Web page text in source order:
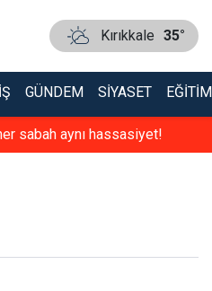
Kırıkkale 35°
GÜNDEM SIYASET EĞITIM
sabah aynı hassasiyet!